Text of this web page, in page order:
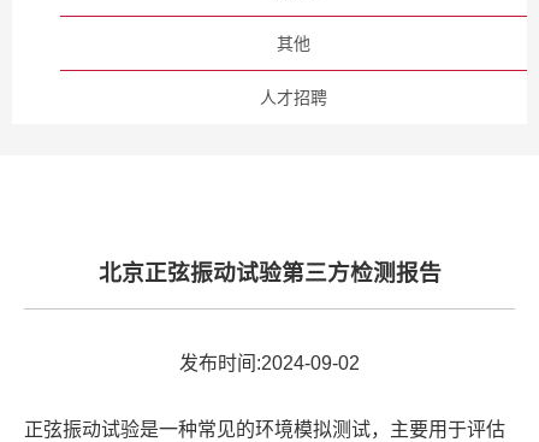
其他
人才招聘
北京正弦振动试验第三方检测报告
发布时间:2024-09-02
正弦振动试验是一种常见的环境模拟测试，主要用于评估